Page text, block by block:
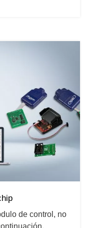
de control, no